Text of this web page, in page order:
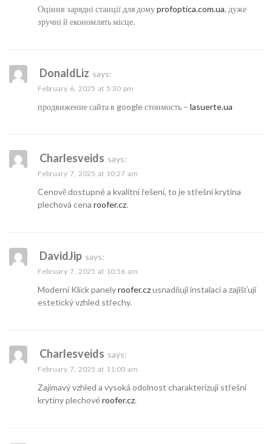
Оцінив зарядні станції для домуprofoptica.com.ua, дуже
зручні й економлять місце.
DonaldLiz says:
February 6, 2025 at 5:30 pm
продвижение сайта в google стоимость – lasuerte.ua
Charlesveids says:
February 7, 2025 at 10:27 am
Cenově dostupné a kvalitní řešení, to je střešní krytina
plechová cena roofer.cz.
DavidJip says:
February 7, 2025 at 10:56 am
Moderní Klick panelyroofer.czusnadňují instalaci a zajišťují
estetický vzhled střechy.
Charlesveids says:
February 7, 2025 at 11:00 am
Zajímavý vzhled a vysoká odolnost charakterizují střešní
krytiny plechovéroofer.cz.